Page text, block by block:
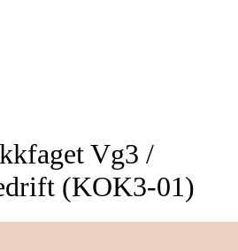
Vg3 /
(KOK3-01)